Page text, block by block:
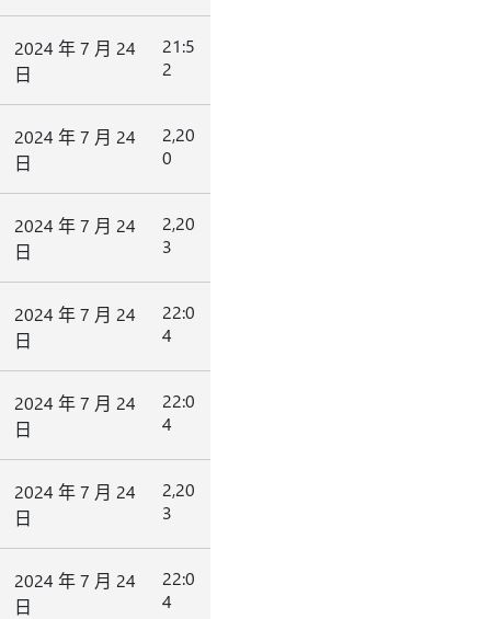
2024 年 7 月 24
日
21:5
2
2024 年 7 月 24
日
2,20
0
2024 年 7 月 24
日
2,20
3
2024 年 7 月 24
日
22:0
4
2024 年 7 月 24
日
22:0
4
2024 年 7 月 24
日
2,20
3
2024 年 7 月 24
日
22:0
4